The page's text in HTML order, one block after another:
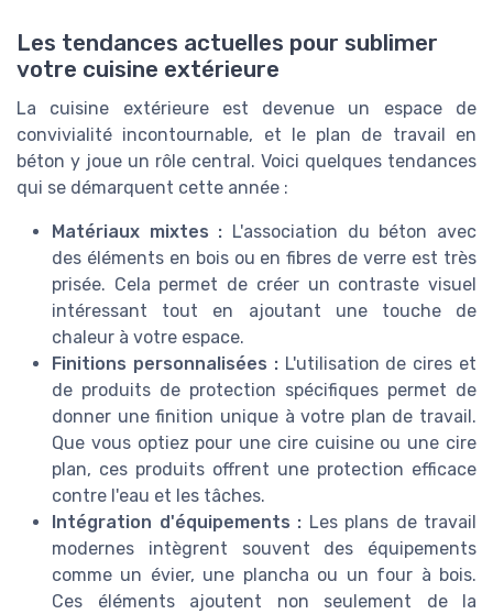
Les tendances actuelles pour sublimer
votre cuisine extérieure
La cuisine extérieure est devenue un espace de
convivialité incontournable, et le plan de travail en
béton y joue un rôle central. Voici quelques tendances
qui se démarquent cette année :
Matériaux mixtes : L'association du béton avec
des éléments en bois ou en fibres de verre est très
prisée. Cela permet de créer un contraste visuel
intéressant tout en ajoutant une touche de
chaleur à votre espace.
Finitions personnalisées :L'utilisation de cires et
de produits de protection spécifiques permet de
donner une finition unique à votre plan de travail.
Que vous optiez pour une cire cuisine ou une cire
plan, ces produits offrent une protection efficace
contre l'eau et les tâches.
Intégration d'équipements : Les plans de travail
modernes intègrent souvent des équipements
comme un évier, une plancha ou un four à bois.
Ces éléments ajoutent non seulement de la